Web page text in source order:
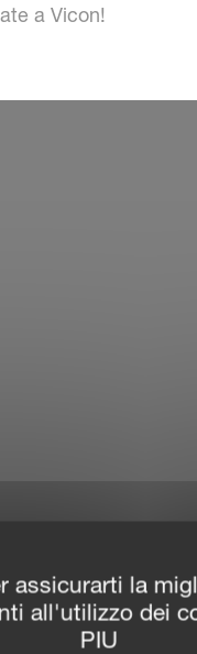
a Vicon!
la
all'utilizzo dei
PIU